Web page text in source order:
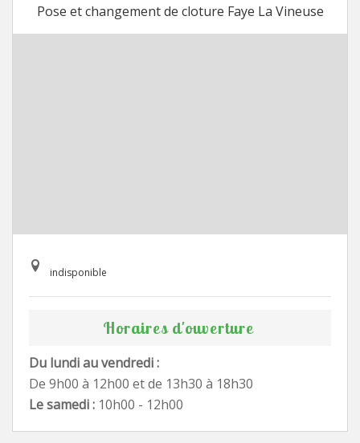
Pose et changement de cloture Faye La Vineuse
indisponible
Horaires d'ouverture
Du lundi au vendredi :
De 9h00 à 12h00 et de 13h30 à 18h30
Le samedi : 10h00 - 12h00